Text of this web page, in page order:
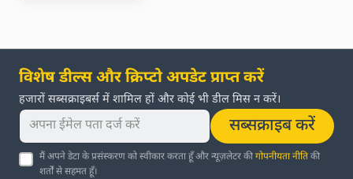
विशेष डील्स और क्रिप्टो अपडेट प्राप्त करें
हजारों सब्सक्राइबर्स में शामिल हों और कोई भी डील मिस न करें।
सब्सक्राइब करें
मैं अपने डेटा के प्रसंस्करण को स्वीकार करता हूँ और न्यूज़लेटर कीगोपनीयता नीतिकी
शर्तों से सहमत हूँ।